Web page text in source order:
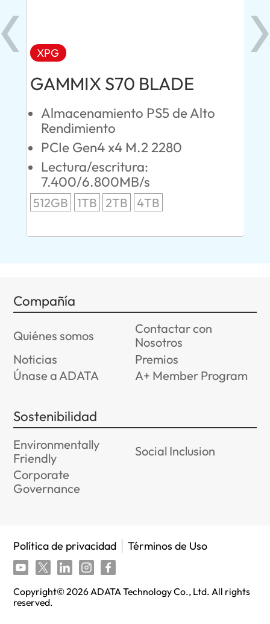
XPG
GAMMIX S70 BLADE
Almacenamiento PS5 de Alto
Rendimiento
PCIe Gen4 x4 M.2 2280
Lectura/escritura:
7.400/6.800MB/s
512GB 1TB 2TB 4TB
Compañía
Quiénes somos
Contactar con
Nosotros
Noticias
Premios
Únase a ADATA
A+ Member Program
Sostenibilidad
Environmentally
Friendly
Social Inclusion
Corporate
Governance
Copyright© 2026 ADATA Technology Co., Ltd. All rights
reserved.
Política de privacidad Términos de Uso